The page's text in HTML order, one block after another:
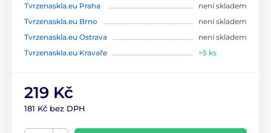
Tvrzenaskla.eu Praha
není skladem
Tvrzenaskla.eu Brno
není skladem
Tvrzenaskla.eu Ostrava
není skladem
Tvrzenaskla.eu Kravaře
>5 ks
219 Kč
181 Kč bez DPH